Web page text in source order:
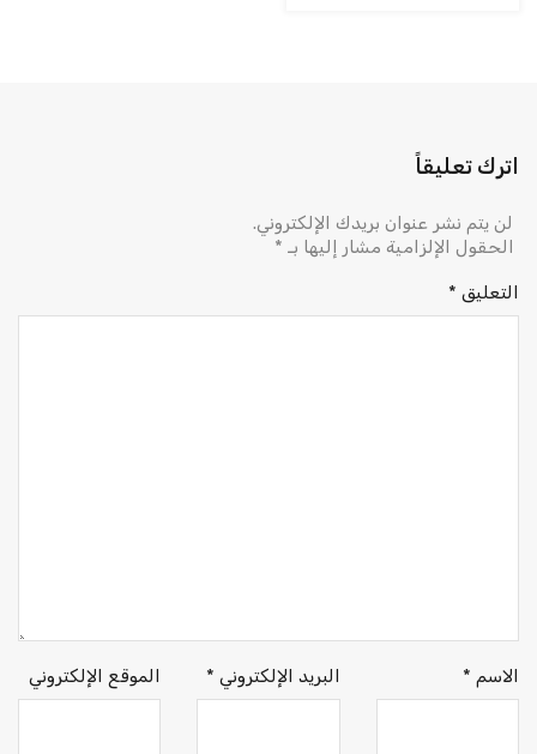
اترك تعليقاً
لن يتم نشر عنوان بريدك الإلكتروني.
الحقول الإلزامية مشار إليها بـ *
التعليق *
الاسم * البريد الإلكتروني * الموقع الإلكتروني